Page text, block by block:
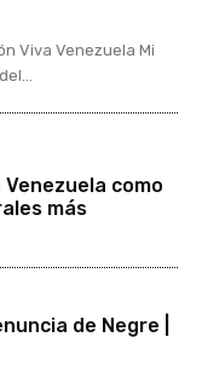
Viva Venezuela Mi
como
más
de Negre |